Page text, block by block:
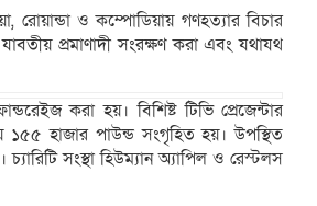
রোয়ান্ডা ও কম্পোডিয়ায় গণহত্যার বিচার
প্রমাণাদী সংরক্ষণ করা এবং যথাযথ
করা হয়। বিশিষ্ট টিভি প্রেজেন্টার
হাজার পাউন্ড সংগৃহিত হয়। উপস্থিত
সংস্থা হিউম্যান অ্যাপিল ও রেস্টলস